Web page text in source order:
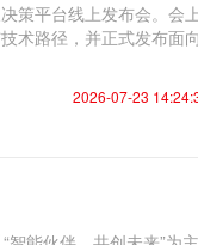
策平台线上发布会。会
术路径，并正式发布面
2026-07-23